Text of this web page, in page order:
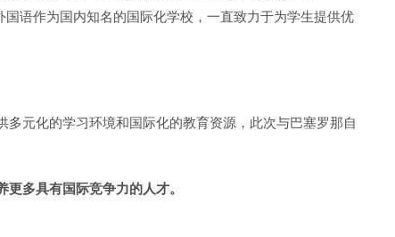
国语作为国内知名的国际化学校，一直致力于为学生提供优
元化的学习环境和国际化的教育资源，此次与巴塞罗那自
多具有国际竞争力的人才。